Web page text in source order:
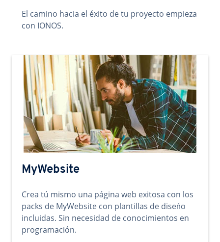
El camino hacia el éxito de tu proyecto empieza
con IONOS.
MyWebsite
Crea tú mismo una página web exitosa con los
packs de MyWebsite con plantillas de diseńo
incluidas. Sin necesidad de conocimientos en
programación.